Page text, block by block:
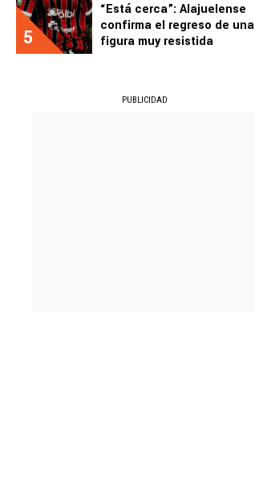
5
“Está cerca”: Alajuelense
confirma el regreso de una
figura muy resistida
PUBLICIDAD